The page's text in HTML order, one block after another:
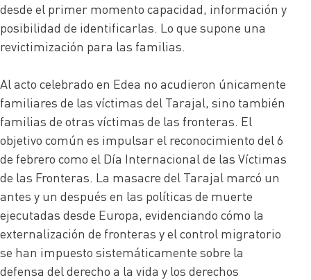
desde el primer momento capacidad, información y
posibilidad de identificarlas. Lo que supone una
revictimización para las familias.
Al acto celebrado en Edea no acudieron únicamente
familiares de las víctimas del Tarajal, sino también
familias de otras víctimas de las fronteras. El
objetivo común es impulsar el reconocimiento del 6
de febrero como el Día Internacional de las Víctimas
de las Fronteras. La masacre del Tarajal marcó un
antes y un después en las políticas de muerte
ejecutadas desde Europa, evidenciando cómo la
externalización de fronteras y el control migratorio
se han impuesto sistemáticamente sobre la
defensa del derecho a la vida y los derechos